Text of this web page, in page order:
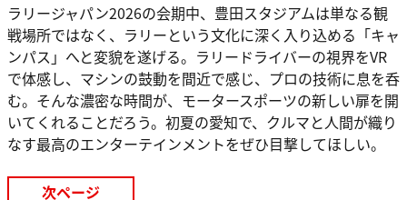
ラリージャパン2026の会期中、豊田スタジアムは単なる観
戦場所ではなく、ラリーという文化に深く入り込める「キャ
ンパス」へと変貌を遂げる。ラリードライバーの視界をVR
で体感し、マシンの鼓動を間近で感じ、プロの技術に息を呑
む。そんな濃密な時間が、モータースポーツの新しい扉を開
いてくれることだろう。初夏の愛知で、クルマと人間が織り
なす最高のエンターテインメントをぜひ目撃してほしい。
次ページ